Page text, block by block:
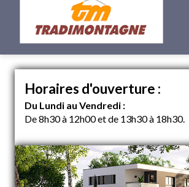
Horaires d'ouverture :
Du Lundi au Vendredi :
De 8h30 à 12h00 et de 13h30 à 18h30.